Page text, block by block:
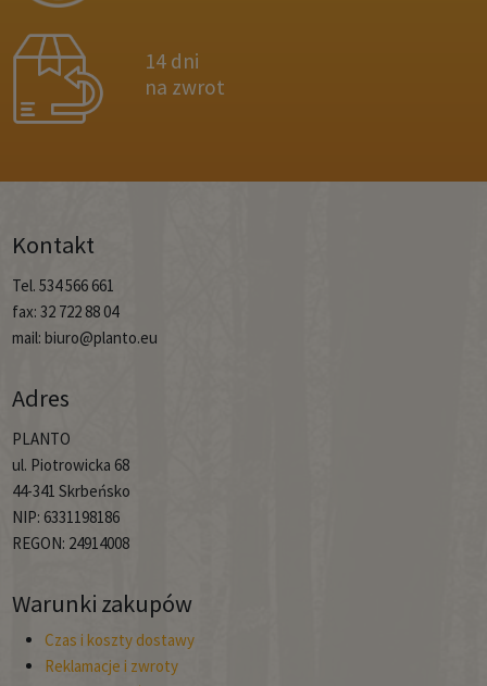
14 dni
na zwrot
Kontakt
Tel. 534 566 661
fax: 32 722 88 04
mail: biuro@planto.eu
Adres
PLANTO
ul. Piotrowicka 68
44-341 Skrbeńsko
NIP: 6331198186
REGON: 24914008
Warunki zakupów
Czas i koszty dostawy
Reklamacje i zwroty